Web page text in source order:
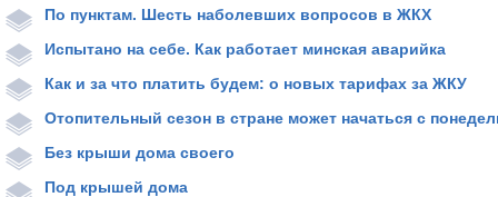
По пунктам. Шесть наболевших вопросов в ЖКХ
Испытано на себе. Как работает минская аварийка
Как и за что платить будем: о новых тарифах за ЖКУ
Отопительный сезон в стране может начаться с
Без крыши дома своего
Под крышей дома